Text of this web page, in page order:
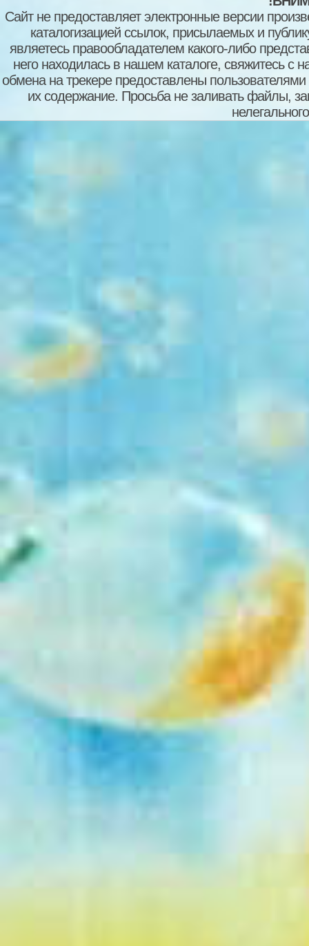
Сайт не предоставляет электронные версии
каталогизацией ссылок, присылаемых и
являетесь правообладателем какого-либо
него находилась в нашем каталоге, свяжитесь
обмена на трекере предоставлены пользователями
их содержание. Просьба не заливать файлы,